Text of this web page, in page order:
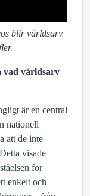
blir världsarv
vad världsarv
är en central
nationell
att de inte
visade
för
enkelt och